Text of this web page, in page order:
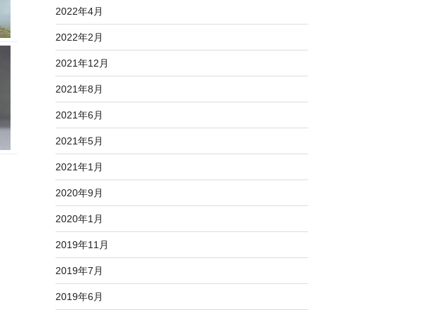
2022年4月
2022年2月
2021年12月
2021年8月
2021年6月
2021年5月
2021年1月
2020年9月
2020年1月
2019年11月
2019年7月
2019年6月